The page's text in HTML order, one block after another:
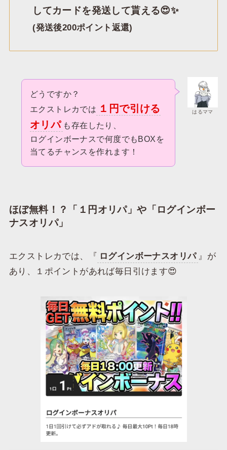
してカードを発送して貰える😍✨
(発送後200ポイント返還)
はるママ
どうですか？
エクストレカでは １円で引ける
オリパ も存在したり、
ログインボーナスで何度でもBOXを
当てるチャンスを作れます！
ほぼ無料！？「 １円オリパ」や「ログインボー
ナスオリパ」
エクストレカでは、『 ログインボーナスオリパ 』が
あり、１ポイントがあれば毎日引けます😍